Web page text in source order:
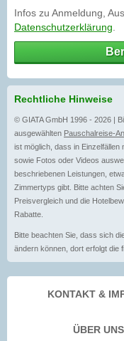
Infos zu Anmeldung,
Datenschutzerklärung
Rechtliche Hinweise
© GIATA GmbH 1996 - 2026 |
ausgewählten Pauschalreise-
ist möglich, dass in Einzelfällen
sowie Fotos oder Videos
beschriebenen Leistungen,
Zimmertyps gibt. Bitte achten
Preisvergleich und die
Rabatte.
Bitte beachten Sie, dass sich
ändern können, dort erfolgt die
KONTAKT &
ÜBER UNS